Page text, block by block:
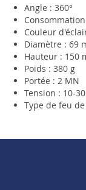
Angle : 360°
Couleur
Diamètre : 69
Hauteur : 150
Poids : 380 g
Portée : 2 MN
Tension : 10-
Type de feu